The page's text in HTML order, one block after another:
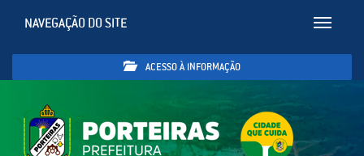
Toggle
NAVEGAÇÃO DO SITE
ACESSO À INFORMAÇÃO